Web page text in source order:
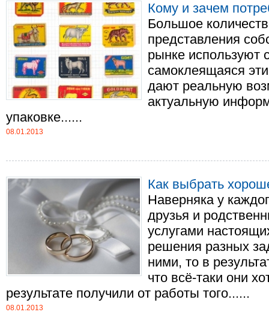
Кому и зачем
Большое
представления
рынке используют
самоклеящаяся
дают реальную
актуальную
упаковке......
08.01.2013
Как выбрать
Наверняка у
друзья и
услугами
решения разных
ними, то в
что всё-таки они
результате получили от работы того......
08.01.2013